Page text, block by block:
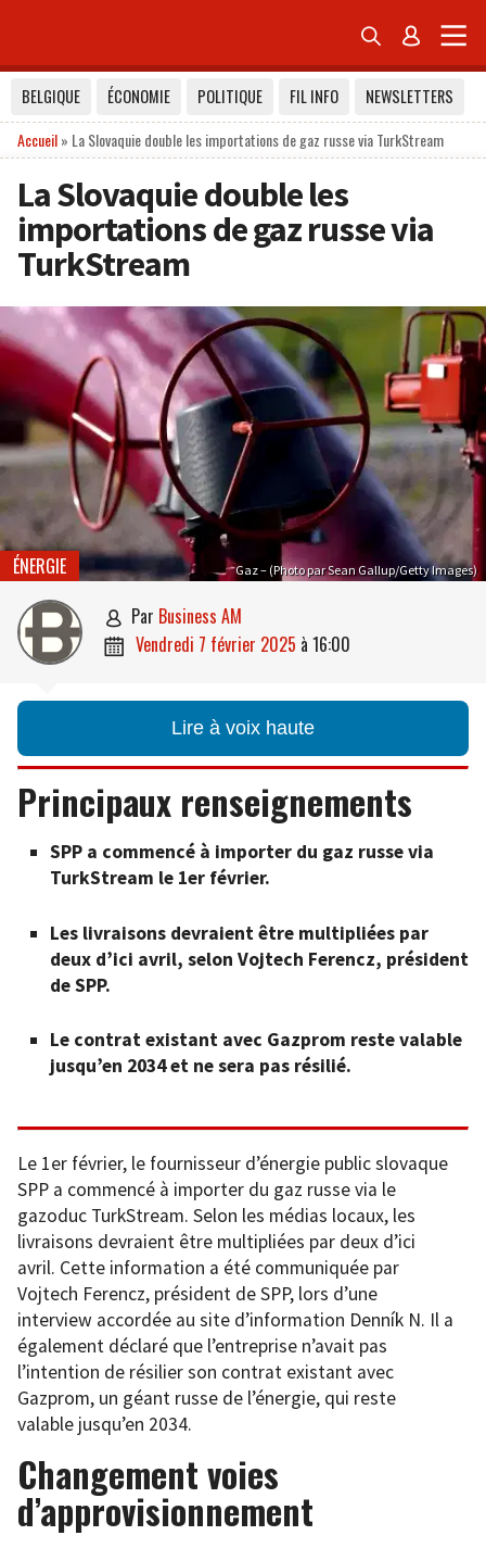
 
BELGIQUE ÉCONOMIE POLITIQUE FIL INFO
NEWSLETTERS
Accueil» La Slovaquie double les importations de gaz russe via TurkStream
La Slovaquie double les
importations de gaz russe via
TurkStream
Gaz – (Photo par Sean Gallup/Getty Images)
ÉNERGIE
 par Business AM
 vendredi 7 février 2025 à 16:00
Lire à voix haute
Principaux renseignements
SPP a commencé à importer du gaz russe via
TurkStream le 1er février.
Les livraisons devraient être multipliées par
deux d’ici avril, selon Vojtech Ferencz, président
de SPP.
Le contrat existant avec Gazprom reste valable
jusqu’en 2034 et ne sera pas résilié.
Le 1er février, le fournisseur d’énergie public slovaque
SPP a commencé à importer du gaz russe via le
gazoduc TurkStream. Selon les médias locaux, les
livraisons devraient être multipliées par deux d’ici
avril. Cette information a été communiquée par
Vojtech Ferencz, président de SPP, lors d’une
interview accordée au site d’information Denník N. Il a
également déclaré que l’entreprise n’avait pas
l’intention de résilier son contrat existant avec
Gazprom, un géant russe de l’énergie, qui reste
valable jusqu’en 2034.
Changement voies
d’approvisionnement